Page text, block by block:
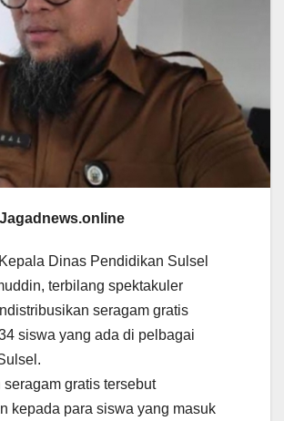
Dinas Pendidikan Sulsel
terbilang spektakuler
seragam gratis
siswa yang ada di pelbagai
seragam gratis tersebut
kepada para siswa yang masuk